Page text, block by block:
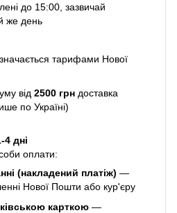
до 15:00, зазвичай
же день
тарифами Нової
від 2500 грн доставка
по Україні)
4 дні
оплати:
(накладений платіж) —
Нової Пошти або кур'єру
карткою —